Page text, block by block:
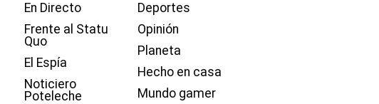
En Directo
Frente al Statu
Quo
El Espía
Noticiero
Poteleche
Deportes
Opinión
Planeta
Hecho en casa
Mundo gamer